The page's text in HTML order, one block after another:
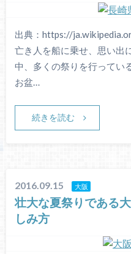
出典：https://
亡き人を船に乗せ、思い出
中、多くの祭りを行ってい
お盆…
続きを読む
2016.09.15 大阪
壮大な夏祭りである
しみ方